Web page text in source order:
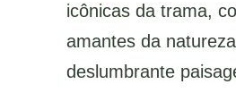
icônicas da trama,
amantes da
deslumbrante